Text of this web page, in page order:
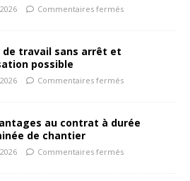
Commentaires fermés
de travail sans arrêt et
possible
Commentaires fermés
au contrat à durée
de chantier
Commentaires fermés